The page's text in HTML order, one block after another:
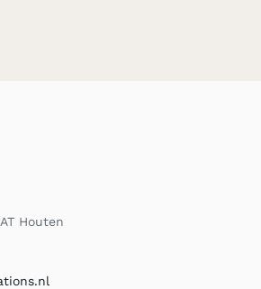
Houten